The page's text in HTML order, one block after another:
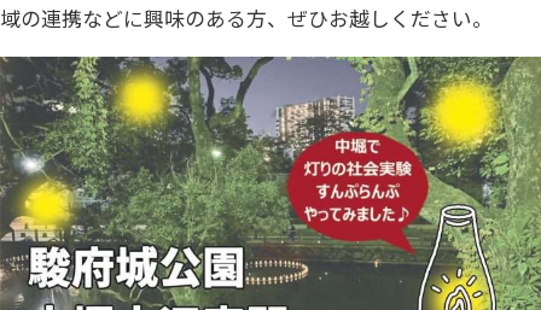
域の連携などに興味のある方、ぜひお越しください。